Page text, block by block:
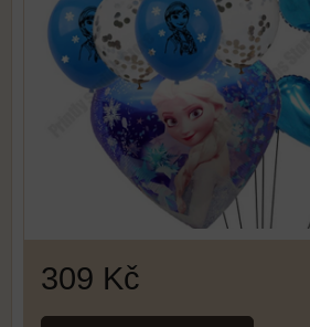
309 Kč